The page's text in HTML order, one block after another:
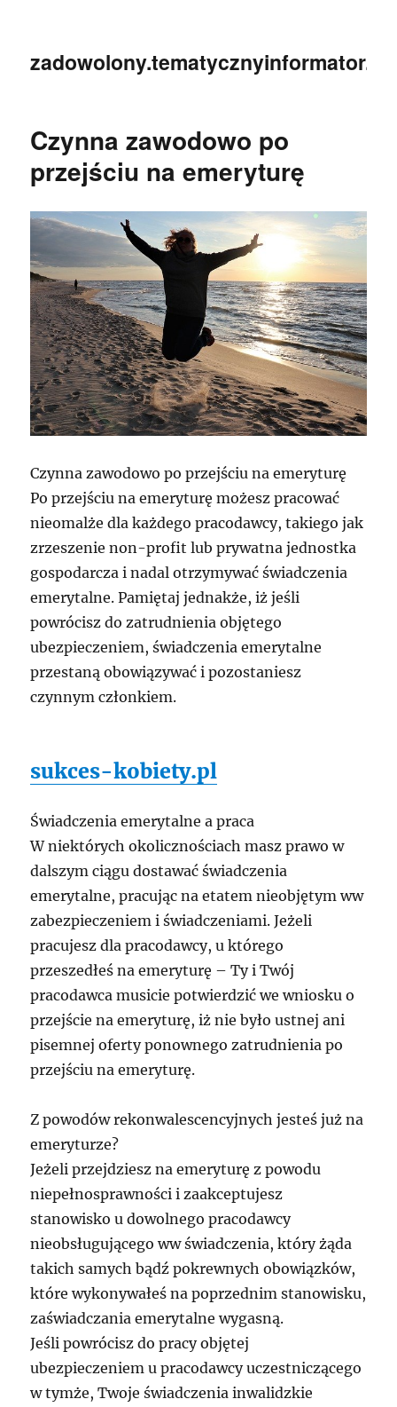
zadowolony.tematycznyinformator.pl
Czynna zawodowo po
przejściu na emeryturę
Czynna zawodowo po przejściu na emeryturę
Po przejściu na emeryturę możesz pracować
nieomalże dla każdego pracodawcy, takiego jak
zrzeszenie non-profit lub prywatna jednostka
gospodarcza i nadal otrzymywać świadczenia
emerytalne. Pamiętaj jednakże, iż jeśli
powrócisz do zatrudnienia objętego
ubezpieczeniem, świadczenia emerytalne
przestaną obowiązywać i pozostaniesz
czynnym członkiem.
sukces-kobiety.pl
Świadczenia emerytalne a praca
W niektórych okolicznościach masz prawo w
dalszym ciągu dostawać świadczenia
emerytalne, pracując na etatem nieobjętym ww
zabezpieczeniem i świadczeniami. Jeżeli
pracujesz dla pracodawcy, u którego
przeszedłeś na emeryturę – Ty i Twój
pracodawca musicie potwierdzić we wniosku o
przejście na emeryturę, iż nie było ustnej ani
pisemnej oferty ponownego zatrudnienia po
przejściu na emeryturę.
Z powodów rekonwalescencyjnych jesteś już na
emeryturze?
Jeżeli przejdziesz na emeryturę z powodu
niepełnosprawności i zaakceptujesz
stanowisko u dowolnego pracodawcy
nieobsługującego ww świadczenia, który żąda
takich samych bądź pokrewnych obowiązków,
które wykonywałeś na poprzednim stanowisku,
zaświadczania emerytalne wygasną.
Jeśli powrócisz do pracy objętej
ubezpieczeniem u pracodawcy uczestniczącego
w tymże, Twoje świadczenia inwalidzkie